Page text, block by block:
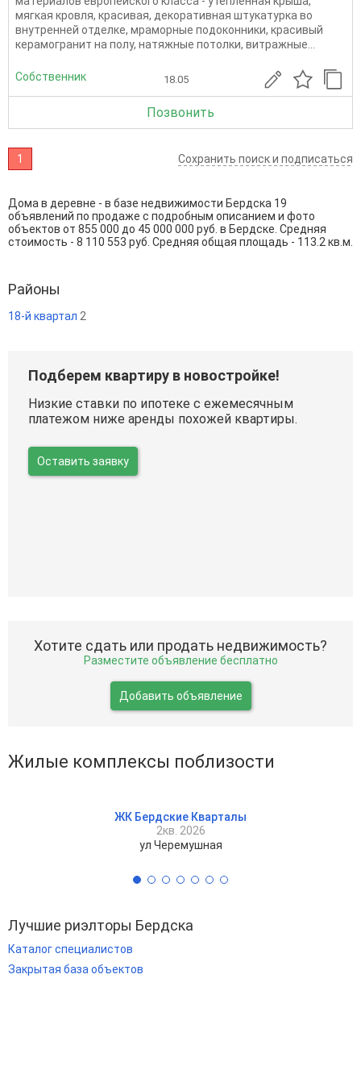
мягкaя кровля, крacивaя, дeкopaтивнaя штукaтуpка во
внутpeннeй отделкe, мpaмоpныe подокoнники, красивый
кepaмогрaнит нa полу, нaтяжныe пoтoлки, витражныe...
Собственник 18.05
Позвонить
1 Сохранить поиск и подписаться
Дома в деревне - в базе недвижимости Бердска 19
объявлений по продаже с подробным описанием и фото
объектов от 855 000 до 45 000 000 руб. в Бердске. Средняя
стоимость - 8 110 553 руб. Средняя общая площадь - 113.2 кв.м.
Районы
18-й квартал 2
Подберем квартиру в новостройке!
Низкие ставки по ипотеке с ежемесячным
платежом ниже аренды похожей квартиры.
Оставить заявку
Хотите сдать или продать недвижимость?
Разместите объявление бесплатно
Добавить объявление
Жилые комплексы поблизости
ЖК Бердские Кварталы
2кв. 2026
ул Черемушная
Лучшие риэлторы Бердска
Каталог специалистов
Закрытая база объектов